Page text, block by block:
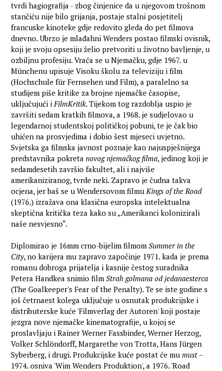
tvrdi hagiografija - zbog činjenice da u njegovom trošnom
stančiću nije bilo grijanja, postaje stalni posjetitelj
francuske kinoteke gdje redovito gleda do pet filmova
dnevno. Ubrzo je mlađahni Wenders postao filmski ovisnik,
koji je svoju opsesiju želio pretvoriti u životno bavljenje, u
ozbiljnu profesiju. Vraća se u Njemačku, gdje 1967. u
Münchenu upisuje Visoku školu za televiziju i film
(Hochschule für Fernsehen und Film), a paralelno sa
studijem piše kritike za brojne njemačke časopise,
uključujući iFilmKritik. Tijekom tog razdoblja uspio je
završiti sedam kratkih filmova, a 1968. je sudjelovao u
legendarnoj studentskoj političkoj pobuni, te je čak bio
uhićen na prosvjedima i dobio šest mjeseci uvjetno.
Svjetska ga filmska javnost poznaje kao najuspješnijega
predstavnika pokretanovog njemačkog filma, jedinog koji je
sedamdesetih završio fakultet, ali i najviše
amerikaniziranog, tvrde neki. Zapravo je čudna takva
ocjena, jer baš se u Wendersovom filmuKings of the Road
(1976.) izražava ona klasična europska intelektualna
skeptična kritička teza kako su „Amerikanci kolonizirali
naše nesvjesno“.
Diplomirao je 16mm crno-bijelim filmomSummer in the
City, no karijera mu zapravo započinje 1971. kada je prema
romanu dobroga prijatelja i kasnije čestog suradnika
Petera Handkea snimio filmStrah golmana od jedanaesterca
(The Goalkeeper's Fear of the Penalty). Te se iste godine s
još četrnaest kolega uključuje u osnutak produkcijske i
distributerske kuće 'Filmverlag der Autoren' koji postaje
jezgra nove njemačke kinematografije, u kojoj se
proslavljaju i Rainer Werner Fassbinder, Werner Herzog,
Volker Schlöndorff, Margarethe von Trotta, Hans Jürgen
Syberberg, i drugi. Produkcijske kuće postat će mumust–
1974. osniva 'Wim Wenders Produktion', a 1976. 'Road